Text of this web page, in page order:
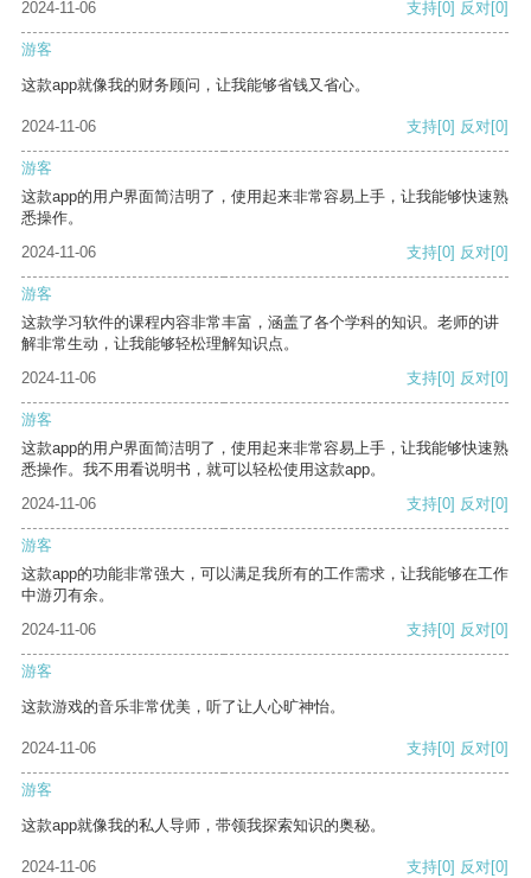
2024-11-06 支持[0] 反对[0]
游客
这款app就像我的财务顾问，让我能够省钱又省心。
2024-11-06 支持[0] 反对[0]
游客
这款app的用户界面简洁明了，使用起来非常容易上手，让我能够快速熟
悉操作。
2024-11-06
支持[0] 反对[0]
游客
这款学习软件的课程内容非常丰富，涵盖了各个学科的知识。老师的讲
解非常生动，让我能够轻松理解知识点。
2024-11-06
支持[0] 反对[0]
游客
这款app的用户界面简洁明了，使用起来非常容易上手，让我能够快速熟
悉操作。我不用看说明书，就可以轻松使用这款app。
2024-11-06
支持[0] 反对[0]
游客
这款app的功能非常强大，可以满足我所有的工作需求，让我能够在工作
中游刃有余。
2024-11-06
支持[0] 反对[0]
游客
这款游戏的音乐非常优美，听了让人心旷神怡。
2024-11-06 支持[0] 反对[0]
游客
这款app就像我的私人导师，带领我探索知识的奥秘。
2024-11-06 支持[0] 反对[0]